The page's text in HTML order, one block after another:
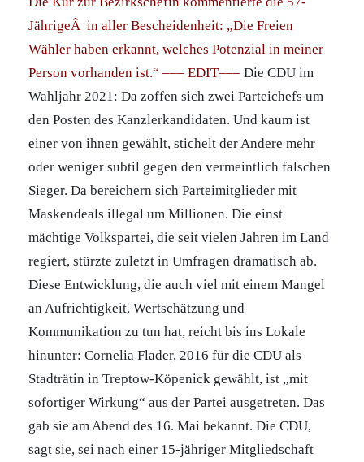
JährigeÂ in aller Bescheidenheit: „Die Freien
Wähler haben erkannt, welches Potenzial in meiner
Person vorhanden ist.“ ––– EDIT––– Die CDU im
Wahljahr 2021: Da zoffen sich zwei Parteichefs um
den Posten des Kanzlerkandidaten. Und kaum ist
einer von ihnen gewählt, stichelt der Andere mehr
oder weniger subtil gegen den vermeintlich falschen
Sieger. Da bereichern sich Parteimitglieder mit
Maskendeals illegal um Millionen. Die einst
mächtige Volkspartei, die seit vielen Jahren im Land
regiert, stürzte zuletzt in Umfragen dramatisch ab.
Diese Entwicklung, die auch viel mit einem Mangel
an Aufrichtigkeit, Wertschätzung und
Kommunikation zu tun hat, reicht bis ins Lokale
hinunter: Cornelia Flader, 2016 für die CDU als
Stadträtin in Treptow-Köpenick gewählt, ist „mit
sofortiger Wirkung“ aus der Partei ausgetreten. Das
gab sie am Abend des 16. Mai bekannt. Die CDU,
sagt sie, sei nach einer 15-jähriger Mitgliedschaft